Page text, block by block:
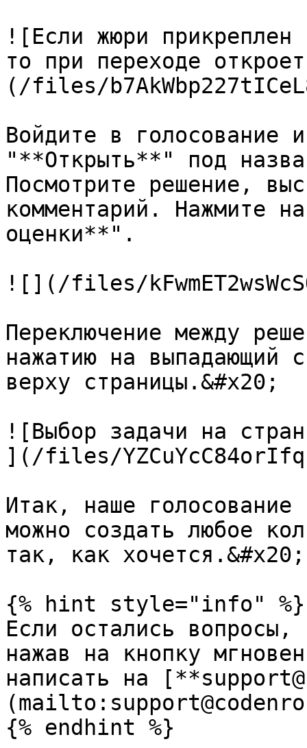
![Если жюри прикреплен
то при переходе
(/files/
Войдите в голосование
"**Открыть**" под
Посмотрите решение,
комментарий. Нажмите
оценки**".
![](/files/
Переключение между
нажатию на выпадающий
верху страницы.&#x20;
![Выбор задачи на
](/files/
Итак, наше голосование
можно создать любое
так, как хочется.&#x20;
{% hint style="info" %}
Если остались
нажав на кнопку
написать на